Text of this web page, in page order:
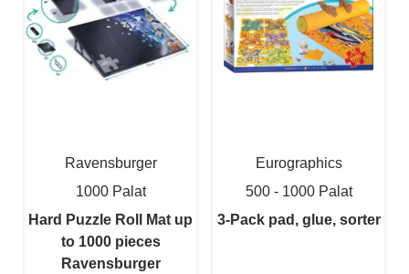
Ravensburger
1000 Palat
Hard Puzzle Roll Mat up
to 1000 pieces
Ravensburger
Eurographics
500 - 1000 Palat
3-Pack pad, glue, sorter